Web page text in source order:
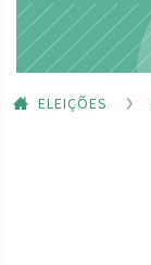
ELEIÇÕES